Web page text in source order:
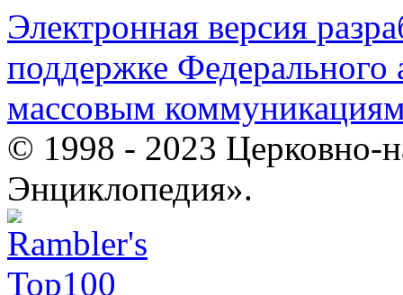
Электронная версия
поддержке Федерального
массовым
© 1998 - 2023 Церковно-
Энциклопедия».